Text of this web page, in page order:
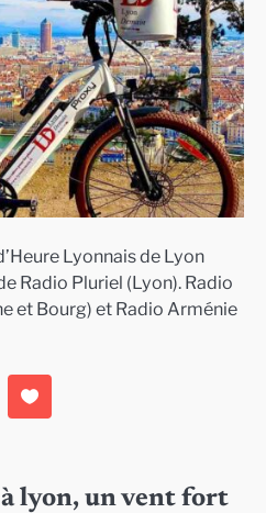
Lyonnais de Lyon
Radio Pluriel (Lyon). Radio
et Bourg) et Radio Arménie
lyon, un vent fort